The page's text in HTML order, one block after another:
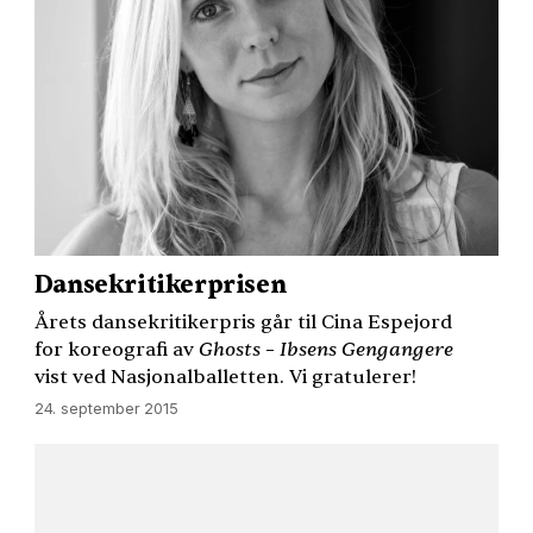
Dansekritikerprisen
Årets dansekritikerpris går til Cina Espejord
for koreografi av Ghosts – Ibsens Gengangere
vist ved Nasjonalballetten. Vi gratulerer!
24. september 2015